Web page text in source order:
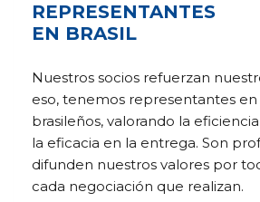
REPRESENTANTES
EN BRASIL
Nuestros socios refuerzan
eso, tenemos representantes en
brasileños, valorando la
la eficacia en la entrega. Son
difunden nuestros valores por
cada negociación que realizan.